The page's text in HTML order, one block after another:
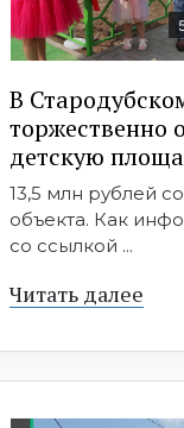
В
торжественно
детскую
13,5 млн рублей
объекта. Как
со ссылкой ...
Читать далее